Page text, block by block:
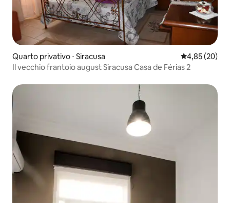
Quarto privativo ⋅ Siracusa 4,85 de uma
4,85 (20)
Il vecchio frantoio august Siracusa Casa de Férias 2